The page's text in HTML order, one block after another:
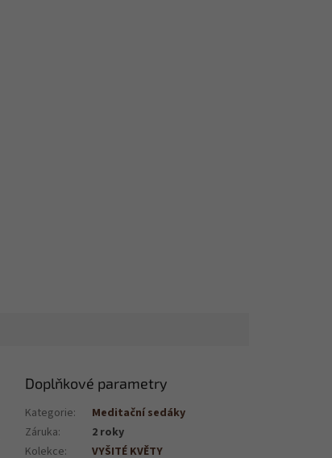
Doplňkové parametry
Kategorie:
Meditační sedáky
Záruka:
2 roky
Kolekce:
VYŠITÉ KVĚTY